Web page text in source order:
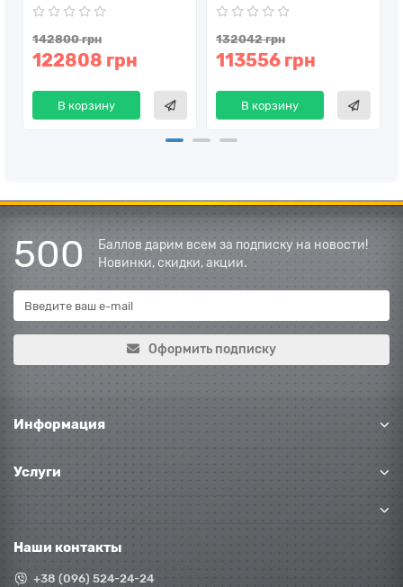
142800 грн
122808 грн
В корзину
132042 грн
113556 грн
В корзину
500
Баллов дарим всем за подписку на новости!
Новинки, скидки, акции.
Оформить подписку
Информация
Услуги
Наши контакты
+38 (096) 524-24-24